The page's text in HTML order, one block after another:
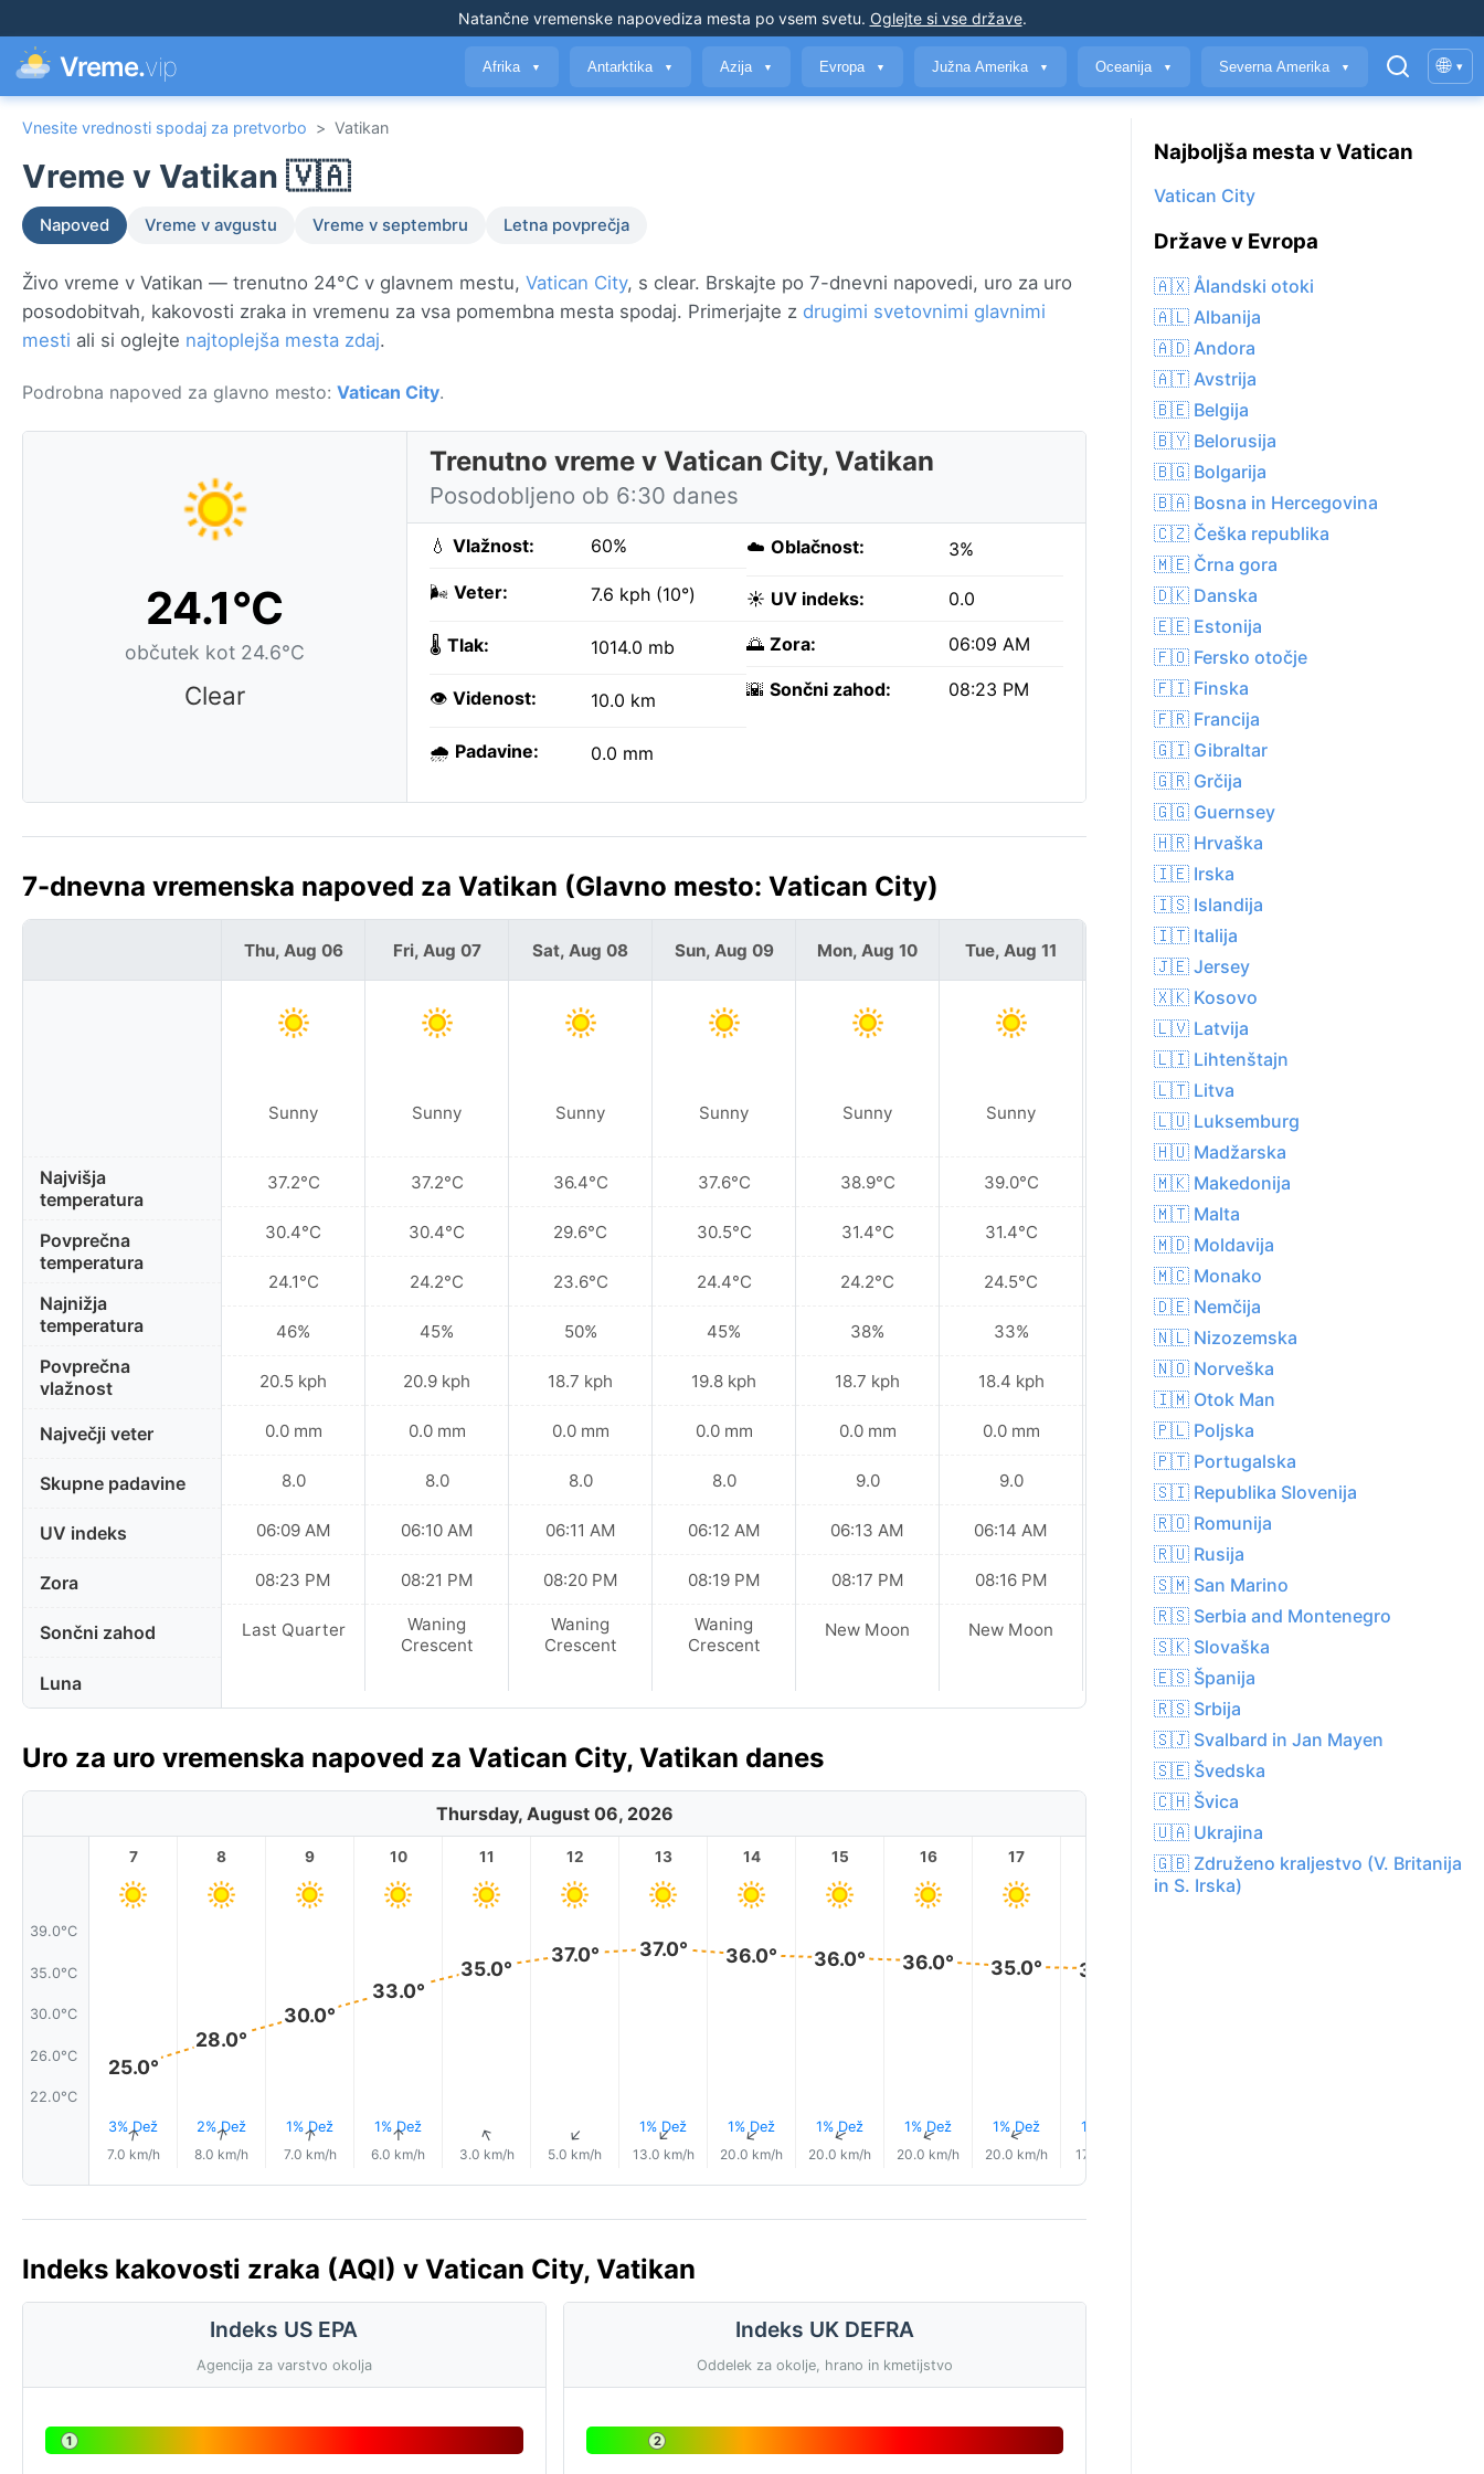
Natančne vremenske napovediza mesta po vsem svetu. Oglejte si vse države.
Vreme.vip Afrika ▼ Antarktika ▼ Azija ▼ Evropa ▼ Južna Amerika ▼ Oceanija ▼ Severna Amerika ▼ 🌐 ▾
Vnesite vrednosti spodaj za pretvorbo > Vatikan
Vreme v Vatikan 🇻🇦
Napoved Vreme v avgustu Vreme v septembru Letna povprečja
Živo vreme v Vatikan — trenutno 24°C v glavnem mestu, Vatican City, s clear. Brskajte po 7-dnevni napovedi, uro za uro
posodobitvah, kakovosti zraka in vremenu za vsa pomembna mesta spodaj. Primerjajte z drugimi svetovnimi glavnimi
mesti ali si oglejte najtoplejša mesta zdaj.
Podrobna napoved za glavno mesto: Vatican City.
24.1°C
občutek kot 24.6°C
Clear
Trenutno vreme v Vatican City, Vatikan
Posodobljeno ob 6:30 danes
💧 Vlažnost: 60%
🌬️ Veter: 7.6 kph (10°)
🌡️ Tlak: 1014.0 mb
👁️ Videnost: 10.0 km
🌧️ Padavine: 0.0 mm
☁️ Oblačnost: 3%
☀️ UV indeks: 0.0
🌅 Zora: 06:09 AM
🌇 Sončni zahod: 08:23 PM
7-dnevna vremenska napoved za Vatikan (Glavno mesto: Vatican City)
Najvišja
temperatura
Povprečna
temperatura
Najnižja
temperatura
Povprečna
vlažnost
Največji veter
Skupne padavine
UV indeks
Zora
Sončni zahod
Luna
Thu, Aug 06
Sunny
37.2°C
30.4°C
24.1°C
46%
20.5 kph
0.0 mm
8.0
06:09 AM
08:23 PM
Last Quarter
Fri, Aug 07
Sunny
37.2°C
30.4°C
24.2°C
45%
20.9 kph
0.0 mm
8.0
06:10 AM
08:21 PM
Waning
Crescent
Sat, Aug 08
Sunny
36.4°C
29.6°C
23.6°C
50%
18.7 kph
0.0 mm
8.0
06:11 AM
08:20 PM
Waning
Crescent
Sun, Aug 09
Sunny
37.6°C
30.5°C
24.4°C
45%
19.8 kph
0.0 mm
8.0
06:12 AM
08:19 PM
Waning
Crescent
Mon, Aug 10
Sunny
38.9°C
31.4°C
24.2°C
38%
18.7 kph
0.0 mm
9.0
06:13 AM
08:17 PM
New Moon
Tue, Aug 11
Sunny
39.0°C
31.4°C
24.5°C
33%
18.4 kph
0.0 mm
9.0
06:14 AM
08:16 PM
New Moon
Wed, Aug 12
Sunny
39.6°C
32.1°C
25.2°C
33%
23.0 kph
0.0 mm
9.0
06:15 AM
08:15 PM
New Moon
Uro za uro vremenska napoved za Vatican City, Vatikan danes
Thursday, August 06, 2026
39.0°C
35.0°C
30.0°C
26.0°C
22.0°C
7
25.0°
3% Dež
↑
7.0 km/h
8
28.0°
2% Dež
↑
8.0 km/h
9
30.0°
1% Dež
↑
7.0 km/h
10
33.0°
1% Dež
↑
6.0 km/h
11
35.0°
↑
3.0 km/h
12
37.0°
↑
5.0 km/h
13
37.0°
1% Dež
↑
13.0 km/h
14
36.0°
1% Dež
↑
20.0 km/h
15
36.0°
1% Dež
↑
20.0 km/h
16
36.0°
1% Dež
↑
20.0 km/h
17
35.0°
1% Dež
↑
20.0 km/h
35.0°
1% Dež
17.0 km/h
19 20 21 22
Indeks kakovosti zraka (AQI) v Vatican City, Vatikan
Indeks US EPA
Agencija za varstvo okolja
1
Indeks UK DEFRA
Oddelek za okolje, hrano in kmetijstvo
2
Najboljša mesta v Vatican
Vatican City
Države v Evropa
🇦🇽 Ålandski otoki
🇦🇱 Albanija
🇦🇩 Andora
🇦🇹 Avstrija
🇧🇪 Belgija
🇧🇾 Belorusija
🇧🇬 Bolgarija
🇧🇦 Bosna in Hercegovina
🇨🇿 Češka republika
🇲🇪 Črna gora
🇩🇰 Danska
🇪🇪 Estonija
🇫🇴 Fersko otočje
🇫🇮 Finska
🇫🇷 Francija
🇬🇮 Gibraltar
🇬🇷 Grčija
🇬🇬 Guernsey
🇭🇷 Hrvaška
🇮🇪 Irska
🇮🇸 Islandija
🇮🇹 Italija
🇯🇪 Jersey
🇽🇰 Kosovo
🇱🇻 Latvija
🇱🇮 Lihtenštajn
🇱🇹 Litva
🇱🇺 Luksemburg
🇭🇺 Madžarska
🇲🇰 Makedonija
🇲🇹 Malta
🇲🇩 Moldavija
🇲🇨 Monako
🇩🇪 Nemčija
🇳🇱 Nizozemska
🇳🇴 Norveška
🇮🇲 Otok Man
🇵🇱 Poljska
🇵🇹 Portugalska
🇸🇮 Republika Slovenija
🇷🇴 Romunija
🇷🇺 Rusija
🇸🇲 San Marino
🇷🇸 Serbia and Montenegro
🇸🇰 Slovaška
🇪🇸 Španija
🇷🇸 Srbija
🇸🇯 Svalbard in Jan Mayen
🇸🇪 Švedska
🇨🇭 Švica
🇺🇦 Ukrajina
🇬🇧 Združeno kraljestvo (V. Britanija
in S. Irska)